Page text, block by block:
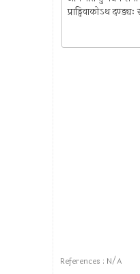
प्राड्विवाकोऽथ
References : N/A